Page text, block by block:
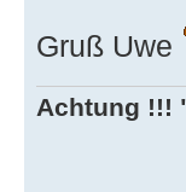
Gruß Uwe
Achtung !!!